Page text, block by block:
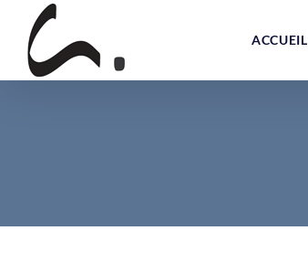
content
ACCUEIL